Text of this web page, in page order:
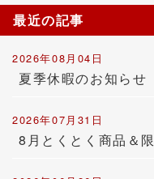
最近の記事
2026年08月04日
夏季休暇のお知らせ
2026年07月31日
8月とくとく商品＆